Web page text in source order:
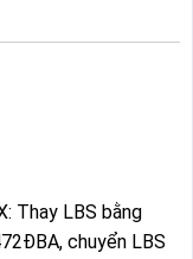
Thay LBS bằng
chuyển LBS